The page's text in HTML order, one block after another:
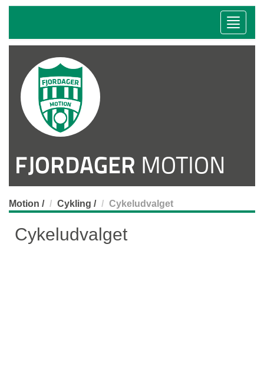
FJORDAGER MOTION
Toggle
Motion / Cykling / Cykeludvalget
Cykeludvalget